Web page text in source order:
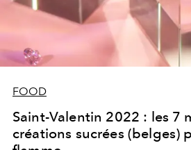
FOOD
Saint-Valentin 2022 : les 7
créations sucrées (belges)